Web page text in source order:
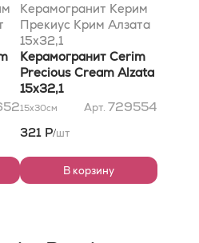
Керамогранит Керим
Прекиус Крим Алзата
15x32,1
Керамогранит Cerim
Precious Cream Alzata
15x32,1
15x30см Арт. 729554
321 Р/шт
В корзину